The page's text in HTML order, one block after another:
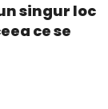
singur loc
ce se